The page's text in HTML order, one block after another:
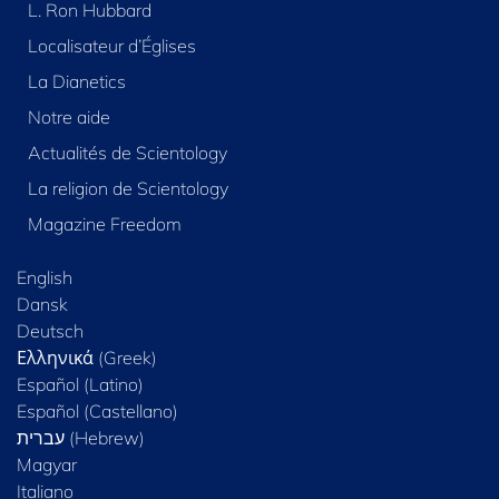
L. Ron Hubbard
Localisateur d’Églises
La Dianetics
Notre aide
Actualités de Scientology
La religion de Scientology
Magazine Freedom
English
Dansk
Deutsch
Ελληνικά (Greek)
Español (Latino)
Español (Castellano)
Magyar
Italiano